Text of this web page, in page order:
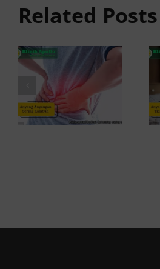
Related Posts
Sering
Kambuh
dan Cara
Atasinya